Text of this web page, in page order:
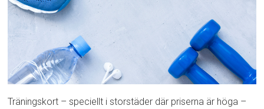
Träningskort – speciellt i storstäder där priserna är höga –